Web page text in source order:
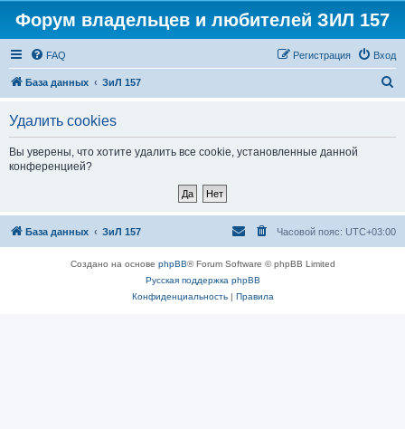
Форум владельцев и любителей ЗИЛ 157
FAQ Вход
Регистрация
База данных ЗиЛ 157
Удалить cookies
Вы уверены, что хотите удалить все cookie, установленные данной
конференцией?
База данных ЗиЛ 157 Часовой пояс: UTC+03:00
Создано на основе phpBB® Forum Software © phpBB Limited
Русская поддержка phpBB
Конфиденциальность| Правила